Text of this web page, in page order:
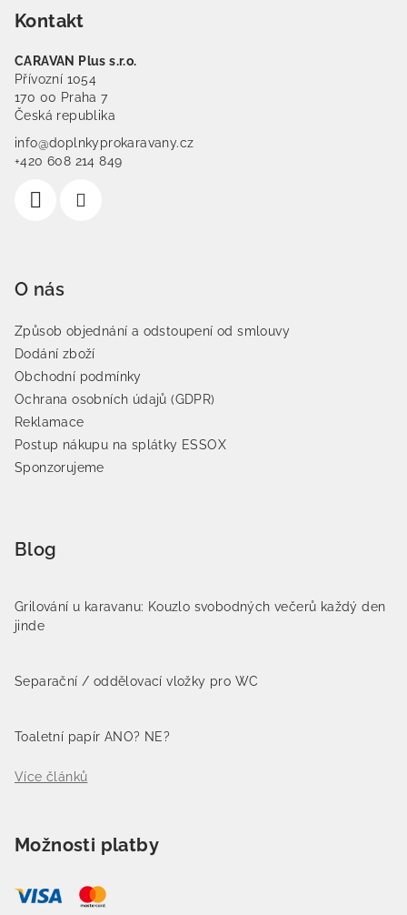
Kontakt
CARAVAN Plus s.r.o.
Přívozní 1054
170 00 Praha 7
Česká republika
info@doplnkyprokaravany.cz
+420 608 214 849
O nás
Způsob objednání a odstoupení od smlouvy
Dodání zboží
Obchodní podmínky
Ochrana osobních údajů (GDPR)
Reklamace
Postup nákupu na splátky ESSOX
Sponzorujeme
Blog
Grilování u karavanu: Kouzlo svobodných večerů každý den
jinde
Separační / oddělovací vložky pro WC
Toaletní papír ANO? NE?
Více článků
Možnosti platby